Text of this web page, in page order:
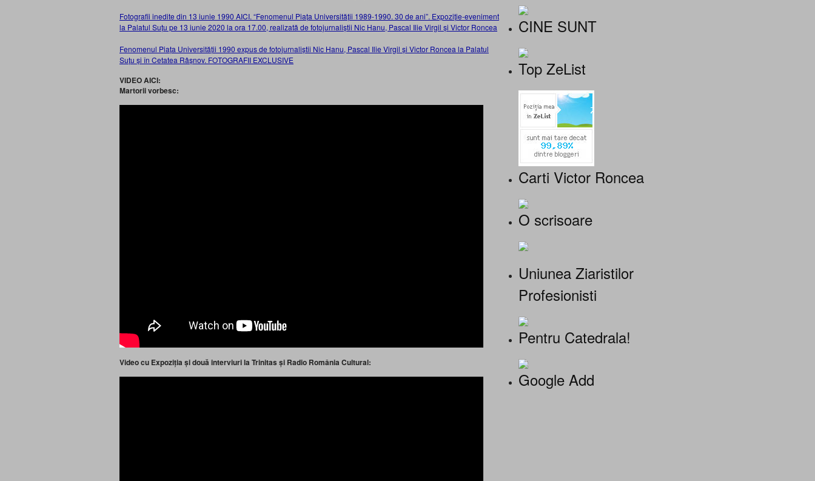
Fotografii inedite din 13 iunie 1990 AICI. “Fenomenul Piața Universității 1989-1990. 30 de ani”. Expoziție-eveniment
la Palatul Suțu pe 13 iunie 2020 la ora 17.00, realizată de fotojurnaliștii Nic Hanu, Pascal Ilie Virgil și Victor Roncea
Fenomenul Piața Universității 1990 expus de fotojurnaliștii Nic Hanu, Pascal Ilie Virgil și Victor Roncea la Palatul
Suțu și în Cetatea Râșnov. FOTOGRAFII EXCLUSIVE
VIDEO AICI:
Martorii vorbesc:
Video cu Expoziția și două interviuri la Trinitas și Radio România Cultural:
CINE SUNT
Top ZeList
Carti Victor Roncea
O scrisoare
Uniunea Ziaristilor
Profesionisti
Pentru Catedrala!
Google Add